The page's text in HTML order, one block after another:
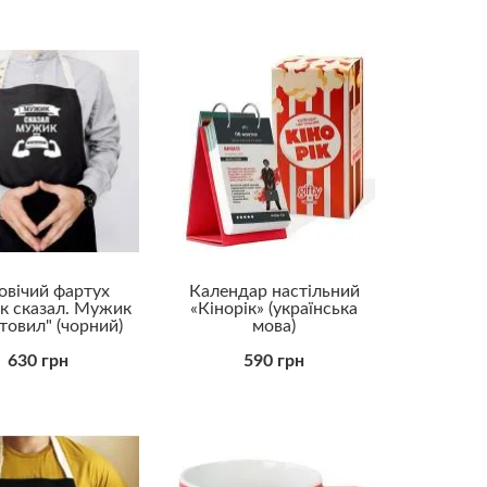
Хрещеному
Бюджетні
Ділові
Оригінальні
фартух
сказал. Мужик
(чорний)
630 грн
Календар настільний
«Кінорік» (українська
мова)
590 грн